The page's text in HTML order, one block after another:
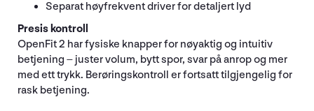
Separat høyfrekvent driver for detaljert lyd
Presis kontroll
OpenFit 2 har fysiske knapper for nøyaktig og intuitiv
betjening – juster volum, bytt spor, svar på anrop og mer
med ett trykk. Berøringskontroll er fortsatt tilgjengelig for
rask betjening.